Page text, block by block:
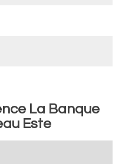
La Banque
Este